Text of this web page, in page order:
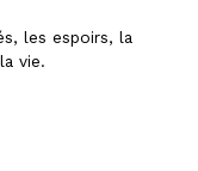
les espoirs, la
vie.